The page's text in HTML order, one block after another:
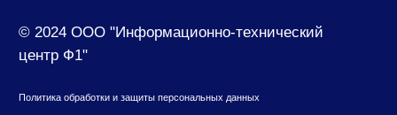
8 (800) 500-73-43